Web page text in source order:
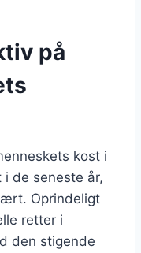
på
kost i
de seneste år,
Oprindeligt
retter i
den stigende